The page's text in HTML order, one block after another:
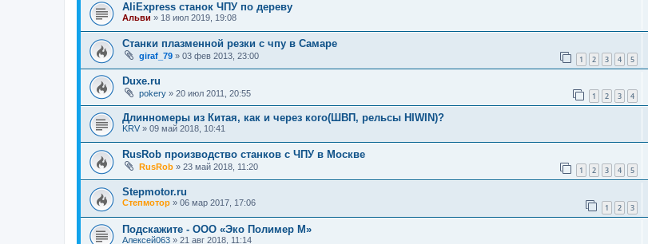
AliExpress станок ЧПУ по дереву
Альви » 18 июл 2019, 19:08
Станки плазменной резки с чпу в Самаре
giraf_79 » 03 фев 2013, 23:00 1 2 3 4 5
Duxe.ru
pokery » 20 июл 2011, 20:55 1 2 3 4
Длинномеры из Китая, как и через кого(ШВП, рельсы HIWIN)?
KRV » 09 май 2018, 10:41
RusRob производство станков с ЧПУ в Москве
RusRob » 23 май 2018, 11:20 1 2 3 4 5
Stepmotor.ru
Степмотор » 06 мар 2017, 17:06 1 2 3
Подскажите - ООО «Эко Полимер М»
Алексей063 » 21 авг 2018, 11:14